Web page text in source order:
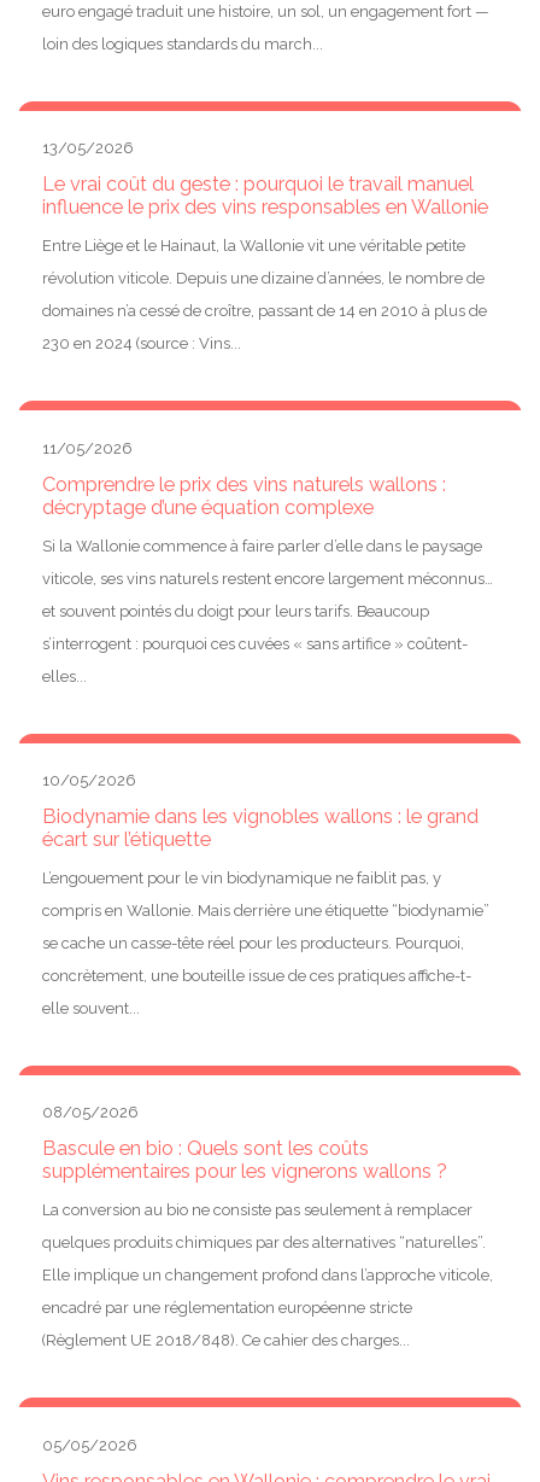
euro engagé traduit une histoire, un sol, un engagement fort —
loin des logiques standards du march...
13/05/2026
Le vrai coût du geste : pourquoi le travail manuel
influence le prix des vins responsables en Wallonie
Entre Liège et le Hainaut, la Wallonie vit une véritable petite
révolution viticole. Depuis une dizaine d’années, le nombre de
domaines n’a cessé de croître, passant de 14 en 2010 à plus de
230 en 2024 (source : Vins...
11/05/2026
Comprendre le prix des vins naturels wallons :
décryptage d’une équation complexe
Si la Wallonie commence à faire parler d’elle dans le paysage
viticole, ses vins naturels restent encore largement méconnus…
et souvent pointés du doigt pour leurs tarifs. Beaucoup
s’interrogent : pourquoi ces cuvées « sans artifice » coûtent-
elles...
10/05/2026
Biodynamie dans les vignobles wallons : le grand
écart sur l’étiquette
L’engouement pour le vin biodynamique ne faiblit pas, y
compris en Wallonie. Mais derrière une étiquette “biodynamie”
se cache un casse-tête réel pour les producteurs. Pourquoi,
concrètement, une bouteille issue de ces pratiques affiche-t-
elle souvent...
08/05/2026
Bascule en bio : Quels sont les coûts
supplémentaires pour les vignerons wallons ?
La conversion au bio ne consiste pas seulement à remplacer
quelques produits chimiques par des alternatives “naturelles”.
Elle implique un changement profond dans l’approche viticole,
encadré par une réglementation européenne stricte
(Règlement UE 2018/848). Ce cahier des charges...
05/05/2026